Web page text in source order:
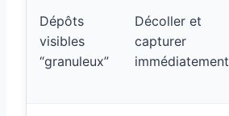
Dépôts
visibles
“granuleux”
Décoller et
capturer
immédiatement